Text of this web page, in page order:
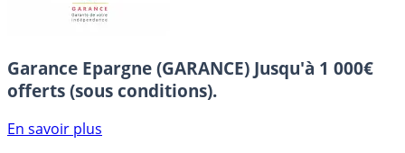
Garance Epargne (GARANCE) Jusqu'à 1 000€
offerts (sous conditions).
En savoir plus